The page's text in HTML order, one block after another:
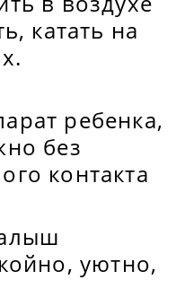
катать на
ребенка,
без
контакта
уютно,